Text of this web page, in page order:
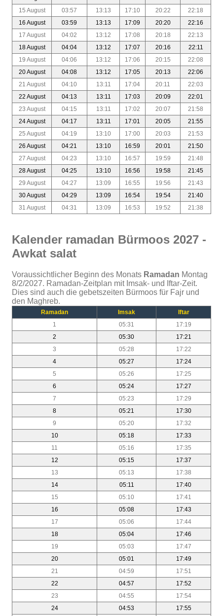
15 August
03:57 13:13 17:10 20:22
22:18
16 August
03:59 13:13 17:09 20:20
22:16
17 August
04:02 13:12 17:08 20:18
22:13
18 August
04:04 13:12 17:07 20:16
22:11
19 August
04:06 13:12 17:06 20:15
22:08
20 August
04:08 13:12 17:05 20:13
22:06
21 August
04:10 13:11 17:04 20:11
22:03
22 August
04:13 13:11 17:03 20:09
22:01
23 August
04:15 13:11 17:02 20:07
21:58
24 August
04:17 13:11 17:01 20:05
21:55
25 August
04:19 13:10 17:00 20:03
21:53
26 August
04:21 13:10 16:59 20:01
21:50
27 August
04:23 13:10 16:57 19:59
21:48
28 August
04:25 13:10 16:56 19:58
21:45
29 August
04:27 13:09 16:55 19:56
21:43
30 August
04:29 13:09 16:54 19:54
21:40
31 August
04:31 13:09 16:53 19:52 21:38
Kalender ramadan Bürmoos 2027 -
Awkat salat
Voraussichtlicher Beginn des Monats Ramadan Montag
8/2/2027. Ramadan-Zeitplan mit Imsak- und Iftar-Zeit.
Dies sind auch die gebetszeiten Bürmoos für Fajr und
den Maghreb.
Ramadan Imsak
Iftar
1
05:31
17:19
2
05:30
17:21
3
05:28
17:22
4
05:27
17:24
5
05:26
17:25
6
05:24
17:27
7
05:23
17:29
8
05:21
17:30
9
05:20
17:32
10
05:18
17:33
11
05:16
17:35
12
05:15
17:37
13
05:13
17:38
14
05:11
17:40
15
05:10
17:41
16
05:08
17:43
17
05:06
17:44
18
05:04
17:46
19
05:03
17:47
20
05:01
17:49
21
04:59
17:51
22
04:57
17:52
23
04:55
17:54
24
04:53
17:55